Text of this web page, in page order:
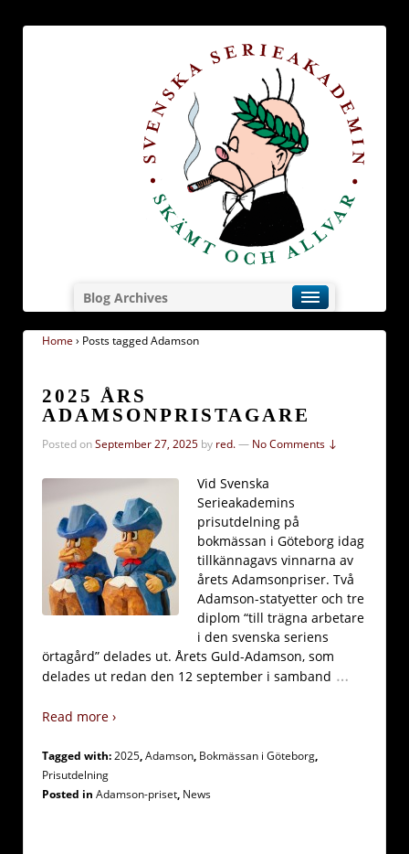
Blog Archives
Home › Posts tagged Adamson
2025 ÅRS
ADAMSONPRISTAGARE
Posted onSeptember 27, 2025 by red.— No Comments ↓
Vid Svenska
Serieakademins
prisutdelning på
bokmässan i Göteborg idag
tillkännagavs vinnarna av
årets Adamsonpriser. Två
Adamson-statyetter och tre
diplom “till trägna arbetare
i den svenska seriens
örtagård” delades ut. Årets Guld-Adamson, som
delades ut redan den 12 september i samband …
Read more ›
Tagged with:2025,Adamson, Bokmässan i Göteborg,
Prisutdelning
Posted in Adamson-priset, News